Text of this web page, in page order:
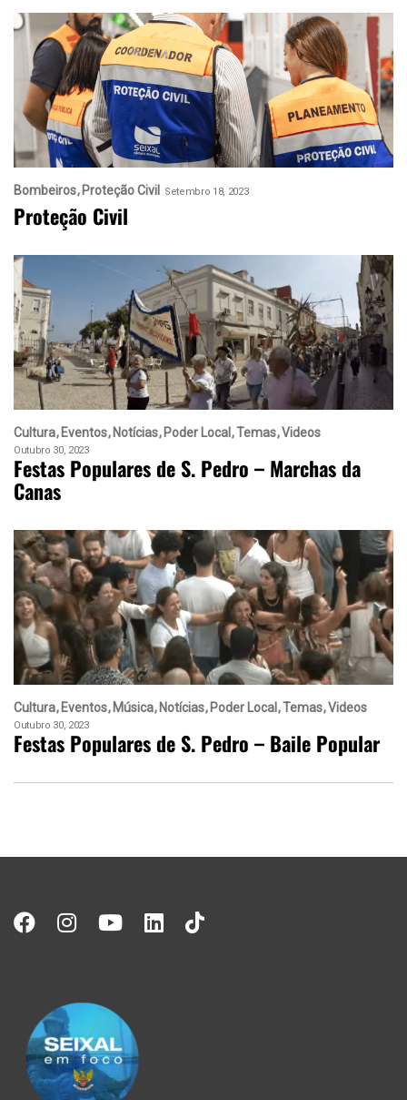
Bombeiros Proteção Civil Setembro 18, 2023
Proteção Civil
Cultura Eventos Notícias Poder Local Temas Videos
Outubro 30, 2023
Festas Populares de S. Pedro – Marchas da
Canas
Cultura Eventos Música Notícias Poder Local Temas Videos
Outubro 30, 2023
Festas Populares de S. Pedro – Baile Popular